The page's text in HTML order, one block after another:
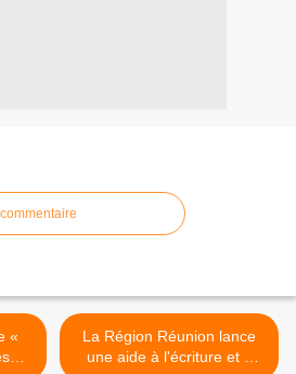
La Région Réunion lance
une aide à l'écriture et à